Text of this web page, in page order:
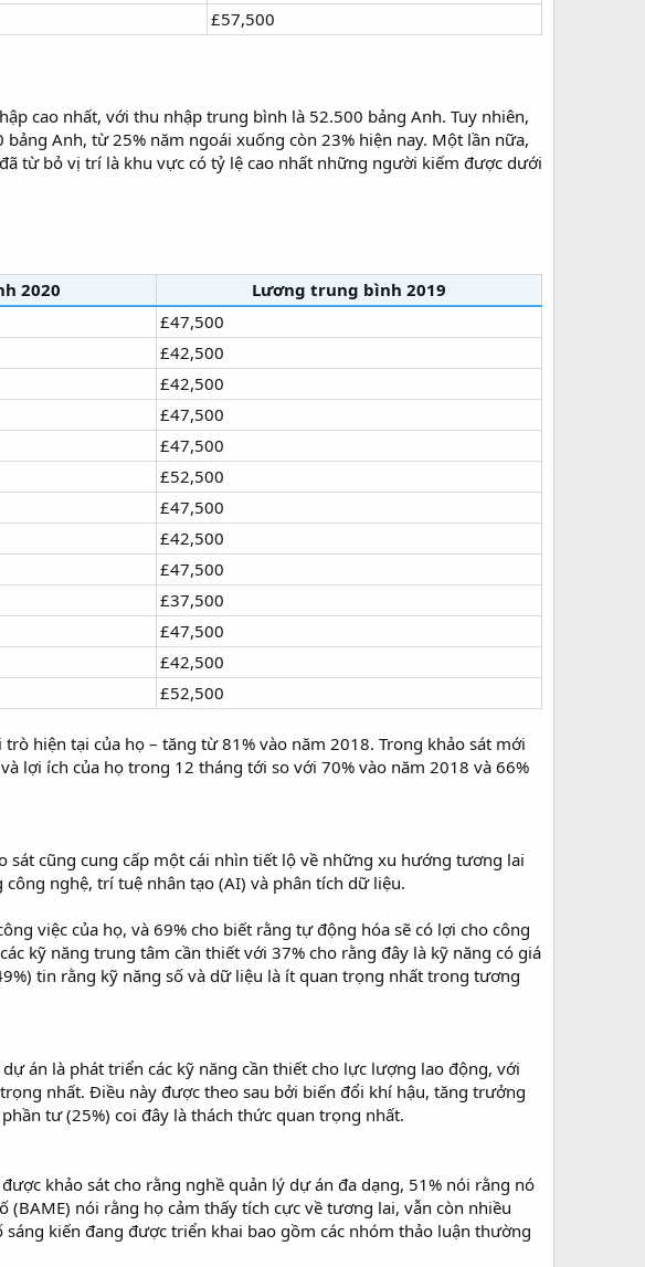
£57,500
cao nhất, với thu nhập trung bình là 52.500 bảng Anh. Tuy nhiên,
Anh, từ 25% năm ngoái xuống còn 23% hiện nay. Một lần nữa,
từ bỏ vị trí là khu vực có tỷ lệ cao nhất những người kiếm được dưới
2020
Lương trung bình 2019
£47,500
£42,500
£42,500
£47,500
£47,500
£52,500
£47,500
£42,500
£47,500
£37,500
£47,500
£42,500
£52,500
hiện tại của họ – tăng từ 81% vào năm 2018. Trong khảo sát mới
lợi ích của họ trong 12 tháng tới so với 70% vào năm 2018 và 66%
cũng cung cấp một cái nhìn tiết lộ về những xu hướng tương lai
nghệ, trí tuệ nhân tạo (AI) và phân tích dữ liệu.
việc của họ, và 69% cho biết rằng tự động hóa sẽ có lợi cho công
kỹ năng trung tâm cần thiết với 37% cho rằng đây là kỹ năng có giá
tin rằng kỹ năng số và dữ liệu là ít quan trọng nhất trong tương
án là phát triển các kỹ năng cần thiết cho lực lượng lao động, với
nhất. Điều này được theo sau bởi biến đổi khí hậu, tăng trưởng
tư (25%) coi đây là thách thức quan trọng nhất.
khảo sát cho rằng nghề quản lý dự án đa dạng, 51% nói rằng nó
nói rằng họ cảm thấy tích cực về tương lai, vẫn còn nhiều
kiến đang được triển khai bao gồm các nhóm thảo luận thường